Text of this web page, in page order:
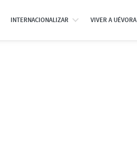
INTERNACIONALIZAR VIVER A UÉVORA